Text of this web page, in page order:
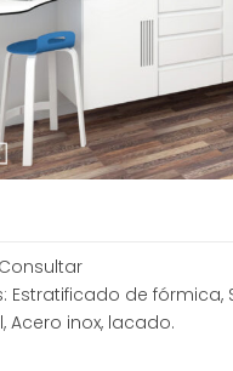
Estratificado de fórmica,
Acero inox, lacado.